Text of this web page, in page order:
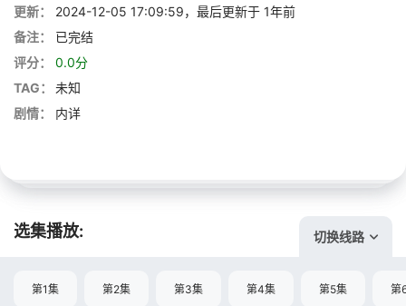
更新：
2024-12-05 17:09:59，最后更新于 1年前
备注：
已完结
评分：
0.0分
TAG：
未知
剧情：
内详
选集播放: 切换线路
第1集 第2集 第3集 第4集 第5集 第